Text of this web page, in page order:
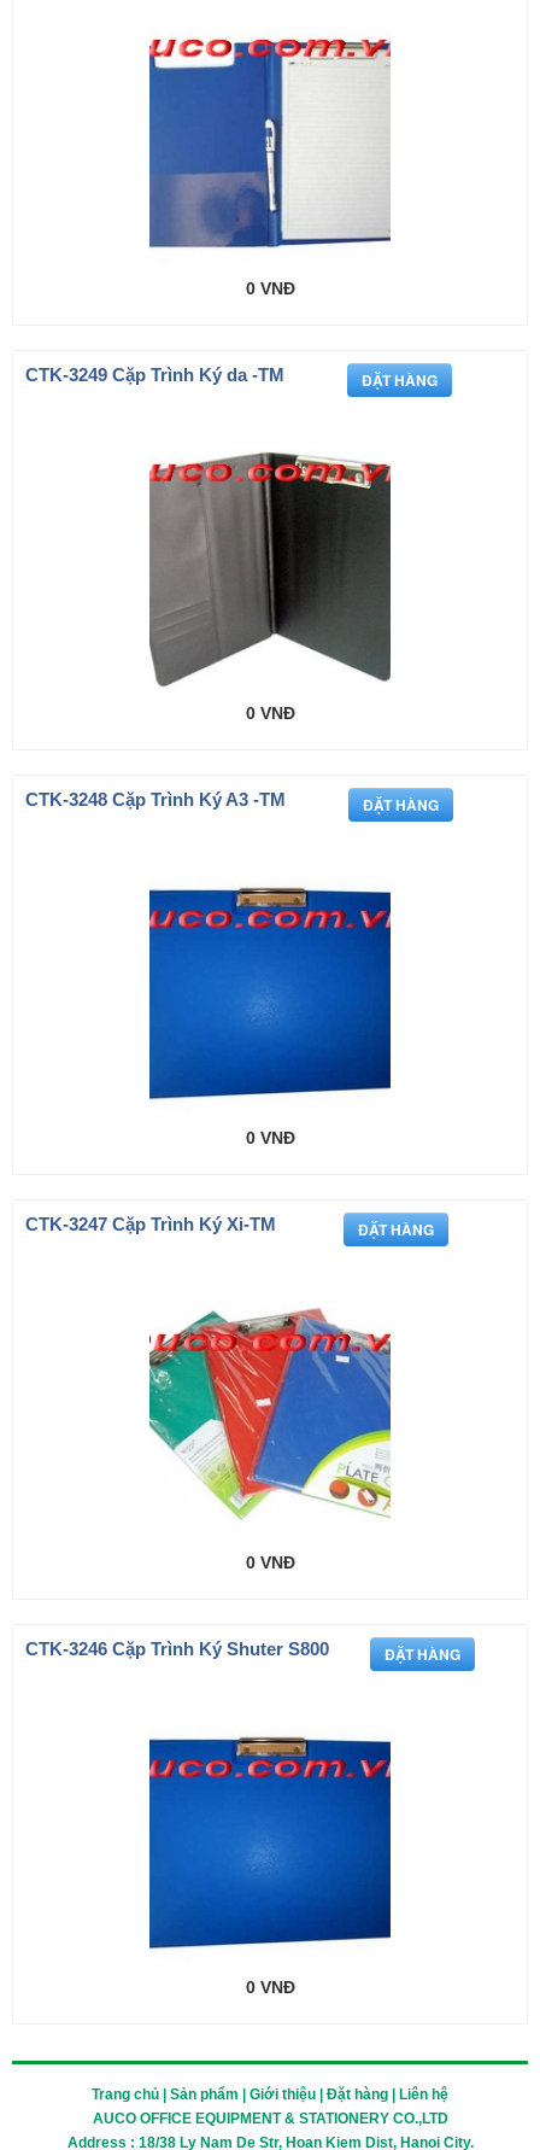
0 VNĐ
CTK-3249 Cặp Trình Ký da -TM
0 VNĐ
CTK-3248 Cặp Trình Ký A3 -TM
0 VNĐ
CTK-3247 Cặp Trình Ký Xi-TM
0 VNĐ
CTK-3246 Cặp Trình Ký Shuter S800
0 VNĐ
Trang chủ | Sản phẩm | Giới thiệu | Đặt hàng | Liên hệ
AUCO OFFICE EQUIPMENT & STATIONERY CO.,LTD
Address : 18/38 Ly Nam De Str, Hoan Kiem Dist, Hanoi City.